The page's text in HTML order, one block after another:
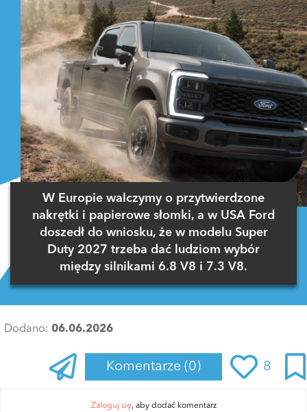
W Europie walczymy o przytwierdzone
nakrętki i papierowe słomki, a w USA Ford
doszedł do wniosku, że w modelu Super
Duty 2027 trzeba dać ludziom wybór
między silnikami 6.8 V8 i 7.3 V8.
Dodano: 06.06.2026
Komentarze (0) 8
Zaloguj się, aby dodać komentarz